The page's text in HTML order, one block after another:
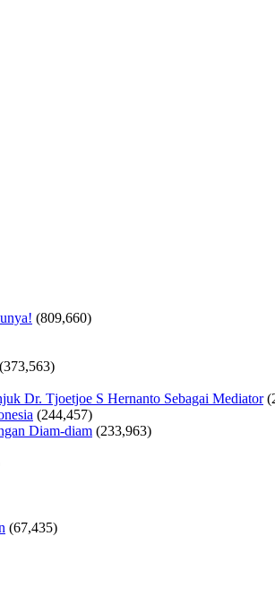
(809,660)
(373,563)
Dr. Tjoetjoe S Hernanto Sebagai Mediator
(244,457)
Diam-diam (233,963)
(67,435)